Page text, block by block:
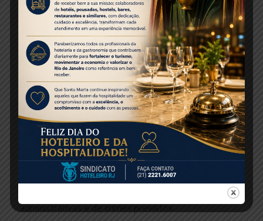
Organizações religiosas podem funcionar com
distância de 1 metro entre as pessoas e a manutenção
de álcool em gel 70%. Deve também ser observada a
obrigatoriedade do uso de máscara pelos
frequentadores e por integrantes de igrejas e
templos. As missas presenciais no município do Rio
voltaram no sábado passado (4), com o limite de 30%
da capacidade e medidas de prevenção como
distanciamento dos fiéis, disponibilidade de álcool em
gel, higienização dos templos e uso de máscara pelos
frequentadores.
Conforme o decreto, se houver descumprimento das
medidas previstas, as forças de segurança pública
administrativas e de crimes previstos.